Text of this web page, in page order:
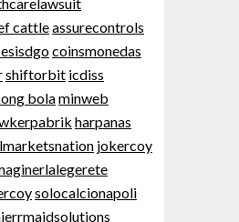
cattleassurecontrols
coinsmonedas
shiftorbit icdiss
bolaminweb
harpanas
jokercoy
solocalcionapoli